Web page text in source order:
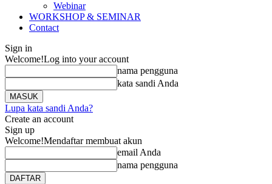
Webinar
WORKSHOP & SEMINAR
Contact
Sign in
Welcome!Log into your account
nama pengguna
kata sandi Anda
Lupa kata sandi Anda?
Create an account
Sign up
Welcome!Mendaftar membuat akun
email Anda
nama pengguna